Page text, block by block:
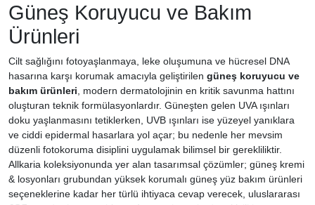
Güneş Koruyucu ve Bakım
Ürünleri
Cilt sağlığını fotoyaşlanmaya, leke oluşumuna ve hücresel DNA
hasarına karşı korumak amacıyla geliştirilen güneş koruyucu ve
bakım ürünleri , modern dermatolojinin en kritik savunma hattını
oluşturan teknik formülasyonlardır. Güneşten gelen UVA ışınları
doku yaşlanmasını tetiklerken, UVB ışınları ise yüzeyel yanıklara
ve ciddi epidermal hasarlara yol açar; bu nedenle her mevsim
düzenli fotokoruma disiplini uygulamak bilimsel bir gerekliliktir.
Allkaria koleksiyonunda yer alan tasarımsal çözümler; güneş kremi
& losyonları grubundan yüksek korumalı güneş yüz bakım ürünleri
seçeneklerine kadar her türlü ihtiyaca cevap verecek, uluslararası